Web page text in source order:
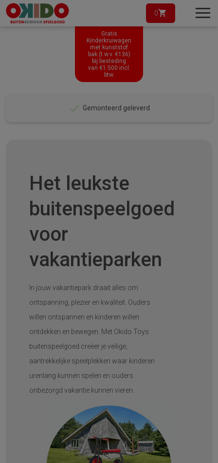
0
Gratis
Kinderkruiwagen
met kunststof
bak (t.w.v. €136)
bij besteding
van €1.500 incl.
btw.
In 5 tot 10 werkdagen geleverd
Het leukste
buitenspeelgoed
voor
vakantieparken
In jouw vakantiepark draait alles om
ontspanning, plezier en kwaliteit. Ouders
willen ontspannen en kinderen willen
ontdekken en bewegen. Met Okido Toys
buitenspeelgoed creëer je veilige,
aantrekkelijke speelplekken waar kinderen
urenlang kunnen spelen en ouders
onbezorgd vakantie kunnen vieren.